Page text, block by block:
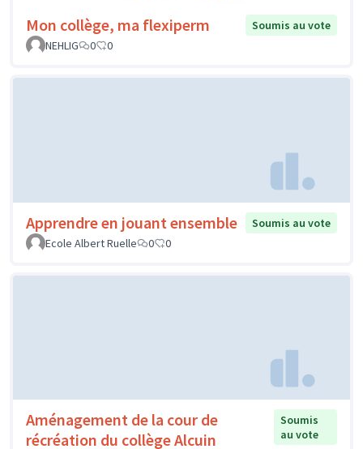
Mon collège, ma flexiperm
Soumis au vote
NEHLIG
0 0
Apprendre en jouant ensemble
Soumis au vote
Ecole Albert Ruelle
0 0
Aménagement de la cour de
récréation du collège Alcuin
Soumis
au vote